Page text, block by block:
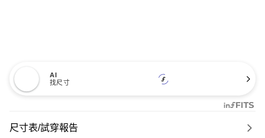
AI
找尺寸
尺寸表/試穿報告